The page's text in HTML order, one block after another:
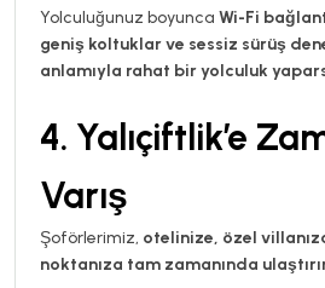
Yolculuğunuz boyunca Wi-Fi
geniş koltuklar ve sessiz sürüş
anlamıyla rahat bir yolculuk
4. Yalıçiftlik’e
Varış
Şoförlerimiz, otelinize, özel
noktanıza tam zamanında